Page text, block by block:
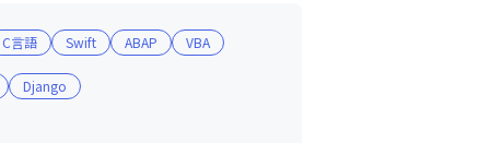
C言語 Swift ABAP VBA
Django